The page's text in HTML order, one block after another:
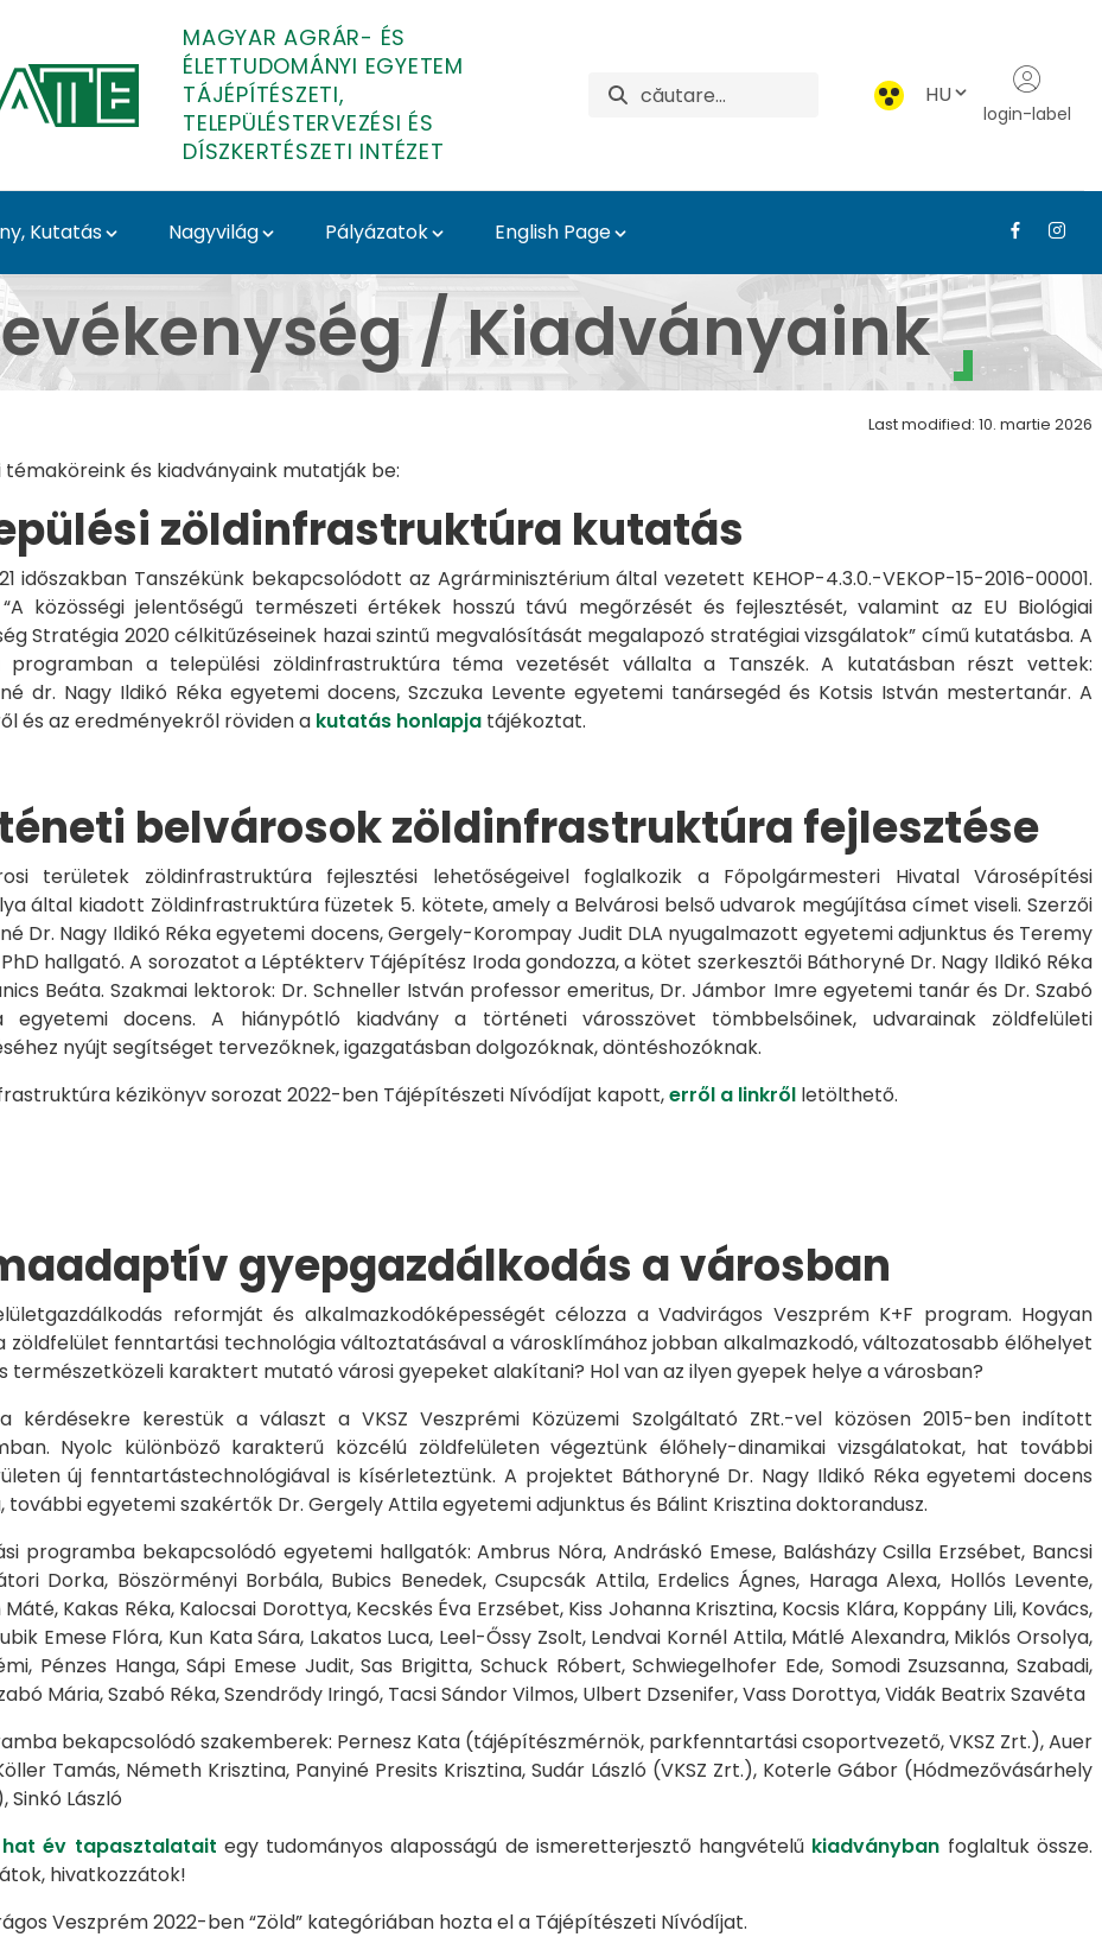
MAGYAR AGRÁR- ÉS
ÉLETTUDOMÁNYI EGYETEM
TÁJÉPÍTÉSZETI,
TELEPÜLÉSTERVEZÉSI ÉS
DÍSZKERTÉSZETI INTÉZET
HU
login-label
Kutatás Nagyvilág Pályázatok English Page
- Tájépítészeti, Településtervezési és
/ Kiadványaink
Last modified: 10. martie 2026
témaköreink és kiadványaink mutatják be:
zöldinfrastruktúra kutatás
időszakban Tanszékünk bekapcsolódott az Agrárminisztérium által vezetett KEHOP-4.3.0.-VEKOP-15-2016-00001.
közösségi jelentőségű természeti értékek hosszú távú megőrzését és fejlesztését, valamint az EU Biológiai
Stratégia 2020 célkitűzéseinek hazai szintű megvalósítását megalapozó stratégiai vizsgálatok” című kutatásba. A
programban a települési zöldinfrastruktúra téma vezetését vállalta a Tanszék. A kutatásban részt vettek:
dr. Nagy Ildikó Réka egyetemi docens, Szczuka Levente egyetemi tanársegéd és Kotsis István mestertanár. A
és az eredményekről röviden a kutatás honlapjatájékoztat.
belvárosok zöldinfrastruktúra fejlesztése
területek zöldinfrastruktúra fejlesztési lehetőségeivel foglalkozik a Főpolgármesteri Hivatal Városépítési
által kiadott Zöldinfrastruktúra füzetek 5. kötete, amely a Belvárosi belső udvarok megújítása címet viseli. Szerzői
Dr. Nagy Ildikó Réka egyetemi docens, Gergely-Korompay Judit DLA nyugalmazott egyetemi adjunktus és Teremy
hallgató. A sorozatot a Léptékterv Tájépítész Iroda gondozza, a kötet szerkesztői Báthoryné Dr. Nagy Ildikó Réka
Beáta. Szakmai lektorok: Dr. Schneller István professor emeritus, Dr. Jámbor Imre egyetemi tanár és Dr. Szabó
egyetemi docens. A hiánypótló kiadvány a történeti városszövet tömbbelsőinek, udvarainak zöldfelületi
nyújt segítséget tervezőknek, igazgatásban dolgozóknak, döntéshozóknak.
kézikönyv sorozat 2022-ben Tájépítészeti Nívódíjat kapott,erről a linkrőlletölthető.
gyepgazdálkodás a városban
reformját és alkalmazkodóképességét célozza a Vadvirágos Veszprém K+F program. Hogyan
zöldfelület fenntartási technológia változtatásával a városklímához jobban alkalmazkodó, változatosabb élőhelyet
természetközeli karaktert mutató városi gyepeket alakítani? Hol van az ilyen gyepek helye a városban?
kérdésekre kerestük a választ a VKSZ Veszprémi Közüzemi Szolgáltató ZRt.-vel közösen 2015-ben indított
Nyolc különböző karakterű közcélú zöldfelületen végeztünk élőhely-dinamikai vizsgálatokat, hat további
új fenntartástechnológiával is kísérleteztünk. A projektet Báthoryné Dr. Nagy Ildikó Réka egyetemi docens
további egyetemi szakértők Dr. Gergely Attila egyetemi adjunktus és Bálint Krisztina doktorandusz.
programba bekapcsolódó egyetemi hallgatók: Ambrus Nóra, Andráskó Emese, Balásházy Csilla Erzsébet, Bancsi
Dorka, Böszörményi Borbála, Bubics Benedek, Csupcsák Attila, Erdelics Ágnes, Haraga Alexa, Hollós Levente,
Kakas Réka, Kalocsai Dorottya, Kecskés Éva Erzsébet, Kiss Johanna Krisztina, Kocsis Klára, Koppány Lili, Kovács,
Emese Flóra, Kun Kata Sára, Lakatos Luca, Leel-Őssy Zsolt, Lendvai Kornél Attila, Mátlé Alexandra, Miklós Orsolya,
Pénzes Hanga, Sápi Emese Judit, Sas Brigitta, Schuck Róbert, Schwiegelhofer Ede, Somodi Zsuzsanna, Szabadi,
Mária, Szabó Réka, Szendrődy Iringó, Tacsi Sándor Vilmos, Ulbert Dzsenifer, Vass Dorottya, Vidák Beatrix Szavéta
bekapcsolódó szakemberek: Pernesz Kata (tájépítészmérnök, parkfenntartási csoportvezető, VKSZ Zrt.), Auer
Tamás, Németh Krisztina, Panyiné Presits Krisztina, Sudár László (VKSZ Zrt.), Koterle Gábor (Hódmezővásárhely
Sinkó László
év tapasztalatait egy tudományos alaposságú de ismeretterjesztő hangvételű kiadványban foglaltuk össze.
hivatkozzátok!
Veszprém 2022-ben “Zöld” kategóriában hozta el a Tájépítészeti Nívódíjat.